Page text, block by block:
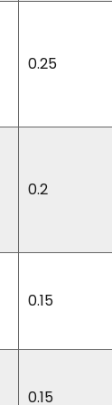
0.25
0.2
0.15
0.15